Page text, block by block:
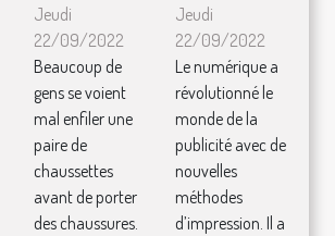
Jeudi
22/09/2022
Beaucoup de
gens se voient
mal enfiler une
paire de
chaussettes
avant de porter
des chaussures.
Jeudi
22/09/2022
Le numérique a
révolutionné le
monde de la
publicité avec de
nouvelles
méthodes
d’impression. Il a